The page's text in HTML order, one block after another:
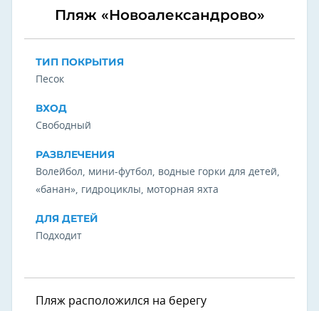
Пляж «Новоалександрово»
ТИП ПОКРЫТИЯ
Песок
ВХОД
Свободный
РАЗВЛЕЧЕНИЯ
Волейбол, мини-футбол, водные горки для детей,
«банан», гидроциклы, моторная яхта
ДЛЯ ДЕТЕЙ
Подходит
Пляж расположился на берегу